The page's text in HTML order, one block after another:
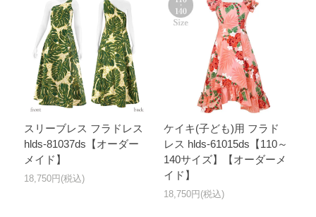
スリーブレス フラドレス
hlds-81037ds【オーダー
メイド】
18,750円(税込)
ケイキ(子ども)用 フラド
レス hlds-61015ds【110～
140サイズ】【オーダーメ
イド】
18,750円(税込)